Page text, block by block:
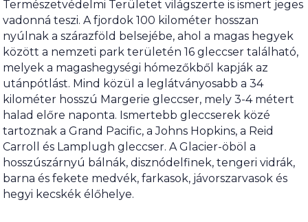
Természetvédelmi Területet világszerte is ismert jeges
vadonná teszi. A fjordok 100 kilométer hosszan
nyúlnak a szárazföld belsejébe, ahol a magas hegyek
között a nemzeti park területén 16 gleccser található,
melyek a magashegységi hómezőkből kapják az
utánpótlást. Mind közül a leglátványosabb a 34
kilométer hosszú Margerie gleccser, mely 3-4 métert
halad előre naponta. Ismertebb gleccserek közé
tartoznak a Grand Pacific, a Johns Hopkins, a Reid
Carroll és Lamplugh gleccser. A Glacier-öböl a
hosszúszárnyú bálnák, disznódelfinek, tengeri vidrák,
barna és fekete medvék, farkasok, jávorszarvasok és
hegyi kecskék élőhelye.